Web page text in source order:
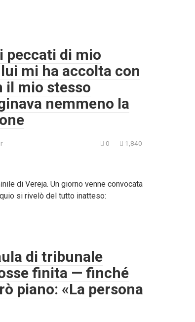
peccati di mio
mi ha accolta con
il mio stesso
nemmeno la
0 1,840
di Vereja. Un giorno venne convocata
si rivelò del tutto inatteso:
di tribunale
finita — finché
piano: «La persona